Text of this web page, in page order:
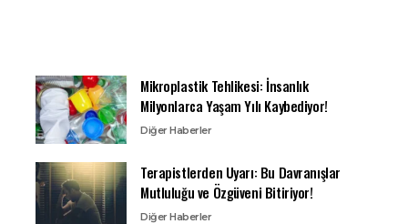
Mikroplastik Tehlikesi: İnsanlık
Milyonlarca Yaşam Yılı Kaybediyor!
Diğer Haberler
Terapistlerden Uyarı: Bu Davranışlar
Mutluluğu ve Özgüveni Bitiriyor!
Diğer Haberler